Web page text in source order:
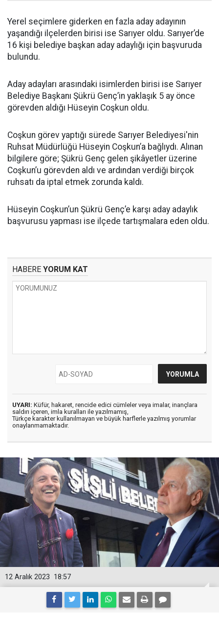
Yerel seçimlere giderken en fazla aday adayının
yaşandığı ilçelerden birisi ise Sarıyer oldu. Sarıyer’de
16 kişi belediye başkan aday adaylığı için başvuruda
bulundu.
Aday adayları arasındaki isimlerden birisi ise Sarıyer
Belediye Başkanı Şükrü Genç’in yaklaşık 5 ay önce
görevden aldığı Hüseyin Coşkun oldu.
Coşkun görev yaptığı sürede Sarıyer Belediyesi'nin
Ruhsat Müdürlüğü Hüseyin Coşkun’a bağlıydı. Alınan
bilgilere göre; Şükrü Genç gelen şikâyetler üzerine
Coşkun’u görevden aldı ve ardından verdiği birçok
ruhsatı da iptal etmek zorunda kaldı.
Hüseyin Coşkun’un Şükrü Genç’e karşı aday adaylık
başvurusu yapması ise ilçede tartışmalara eden oldu.
HABERE YORUM KAT
UYARI: Küfür, hakaret, rencide edici cümleler veya imalar, inançlara
saldırı içeren, imla kuralları ile yazılmamış,
Türkçe karakter kullanılmayan ve büyük harflerle yazılmış yorumlar
onaylanmamaktadır.
18:57
12 Aralık 2023